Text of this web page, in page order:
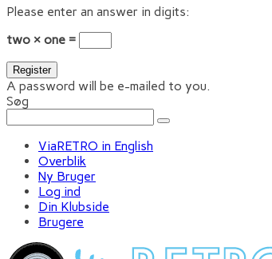
Please enter an answer in digits:
two × one =
A password will be e-mailed to you.
Søg
ViaRETRO in English
Overblik
Ny Bruger
Log ind
Din Klubside
Brugere